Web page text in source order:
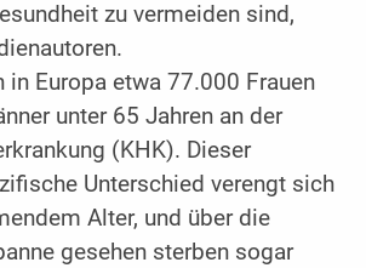
zu vermeiden sind,
in Europa etwa 77.000 Frauen
unter 65 Jahren an der
(KHK). Dieser
Unterschied verengt sich
Alter, und über die
gesehen sterben sogar